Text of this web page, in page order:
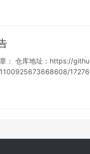
： 仓库地址：https://